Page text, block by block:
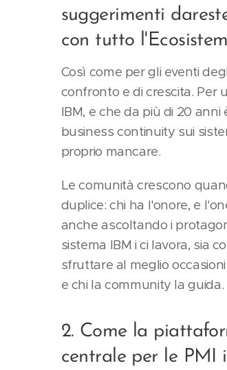
suggerimenti
con tutto
Così come per gli eventi
confronto e di crescita. Per
IBM, e che da più di 20
business continuity sui
proprio mancare.
Le comunità crescono
duplice: chi ha l'onore, e
anche ascoltando i
sistema IBM i ci lavora, sia
sfruttare al meglio
e chi la community la guida.
2. Come la
centrale per le PMI